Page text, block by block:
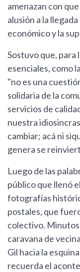
amenazan con
alusión a la
económico y la
Sostuvo que, para
esenciales, como
"no es una
solidaria de la
servicios de
nuestra
cambiar; acá ni
genera se
Luego de las
público que llenó
fotografías
postales, que
colectivo. Minutos
caravana de
Gil hacia la
recuerda el